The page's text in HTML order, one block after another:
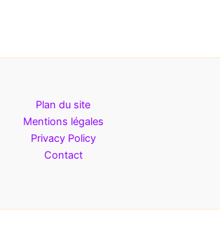
Plan du site
Mentions légales
Privacy Policy
Contact